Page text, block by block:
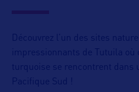
Découvrez l’un des sites
impressionnants de Tutuila
turquoise se rencontrent dans
Pacifique Sud !